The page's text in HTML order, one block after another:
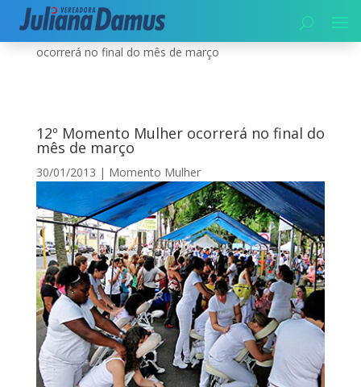
Início|Momento Mulher
ocorrerá no final do mês de março
12º Momento Mulher ocorrerá no final do
mês de março
30/01/2013 | Momento Mulher